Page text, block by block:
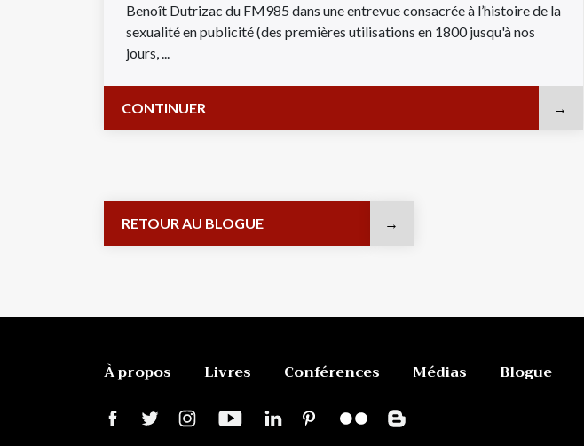
Benoît Dutrizac du FM985 dans une entrevue consacrée à l’histoire de la
sexualité en publicité (des premières utilisations en 1800 jusqu'à nos
jours, ...
CONTINUER
RETOUR AU BLOGUE
À propos Livres Conférences Médias Blogue